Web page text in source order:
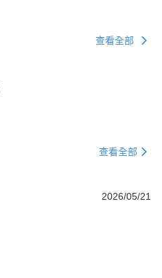
查看全部
查看全部
2026/05/21